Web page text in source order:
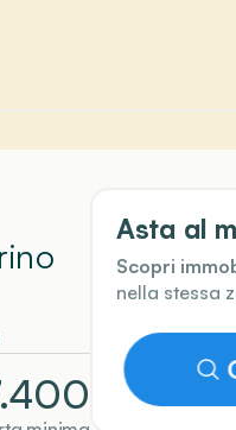
Asta al
Scopri
nella stessa